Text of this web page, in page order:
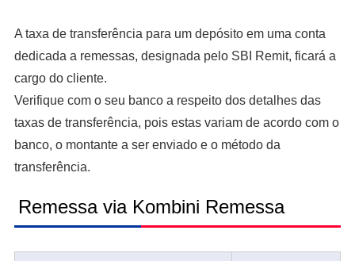
A taxa de transferência para um depósito em uma conta
dedicada a remessas, designada pelo SBI Remit, ficará a
cargo do cliente.
Verifique com o seu banco a respeito dos detalhes das
taxas de transferência, pois estas variam de acordo com o
banco, o montante a ser enviado e o método da
transferência.
Remessa via Kombini Remessa